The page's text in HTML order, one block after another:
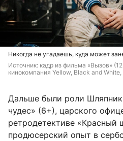
Никогда не угадаешь, куда может
Источник: кадр из фильма «Вызов»
кинокомпания Yellow, Black and
Дальше были роли
чудес» (6+), царского
ретродетективе «Красный
продюсерский опыт в